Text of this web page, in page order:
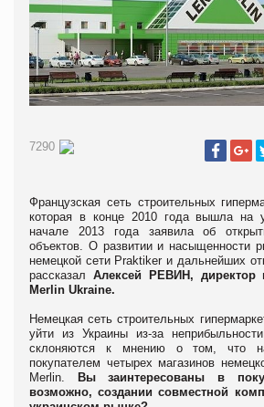
7290
Французская сеть строительных
которая в конце 2010 года вышла на
начале 2013 года заявила об
объектов. О развитии и насыщенности
немецкой сети Praktiker и дальнейших
рассказал Алексей РЕВИН, директор
Merlin Ukraine.
Немецкая сеть строительных
уйти из Украины из-за
склоняются к мнению о том, что
покупателем четырех магазинов
Merlin. Вы
заинтересованы в
возможно, создании совместной